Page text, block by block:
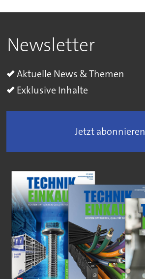
Newsletter
Aktuelle News & Themen
Exklusive Inhalte
Jetzt abonnieren